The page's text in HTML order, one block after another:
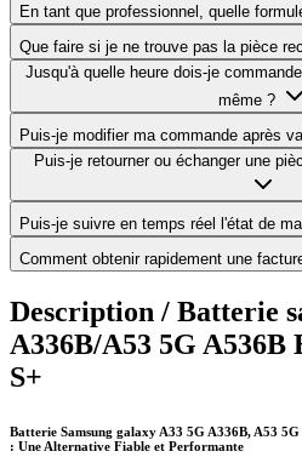
En tant que professionnel, quelle
Que faire si je ne trouve pas la pièce
Jusqu'à quelle heure dois-je
même ?
Puis-je modifier ma commande après
Puis-je retourner ou échanger une
Puis-je suivre en temps réel l'état de
Comment obtenir rapidement une
Description / Batterie
A336B/A53 5G A536B
S+
Batterie Samsung galaxy A33 5G A336B, A53
: Une Alternative Fiable et Performante